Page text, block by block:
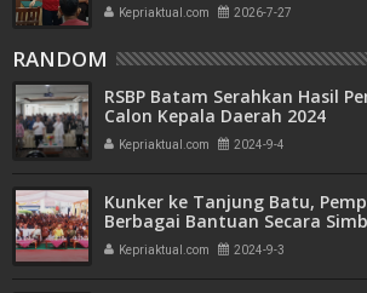
Kepriaktual.com 2026-7-27
RANDOM
RSBP Batam Serahkan Hasil
Calon Kepala Daerah 2024
Kepriaktual.com 2024-9-4
Kunker ke Tanjung Batu,
Berbagai Bantuan Secara
Penerima
Kepriaktual.com 2024-9-3